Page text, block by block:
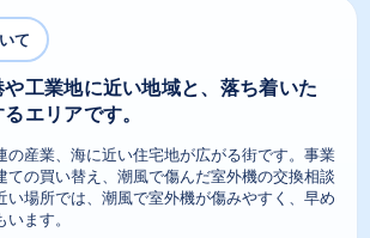
て
工業地に近い地域と、落ち着いた
エリアです。
の産業、海に近い住宅地が広がる街です。事業
ての買い替え、潮風で傷んだ室外機の交換相談
い場所では、潮風で室外機が傷みやすく、早め
ます。